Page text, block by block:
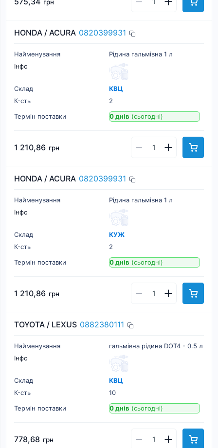
грн
HONDA / ACURA 0820399931
Найменування
Рідина гальмівна 1 л
Інфо
Склад
КВЦ
К-cть
2
Термін поставки
0 днів (сьогодні)
1 210,86 грн
HONDA / ACURA 0820399931
Найменування
Рідина гальмівна 1 л
Інфо
Склад
КУЖ
К-cть
2
Термін поставки
0 днів (сьогодні)
1 210,86 грн
TOYOTA / LEXUS 0882380111
Найменування
гальмівна рідина DOT4 - 0.5 л
Інфо
Склад
КВЦ
К-cть
10
Термін поставки
0 днів (сьогодні)
778,68 грн